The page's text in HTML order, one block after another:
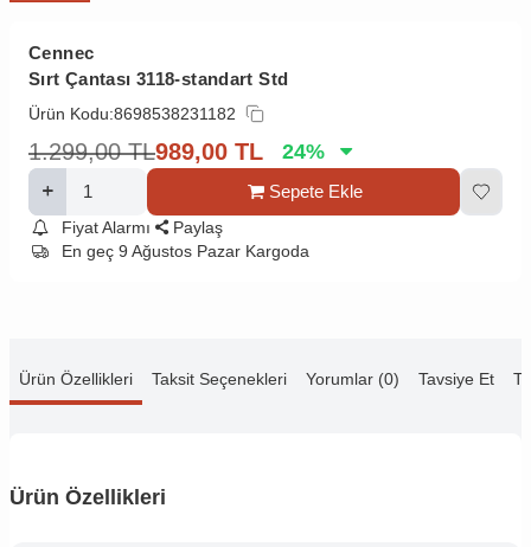
Cennec
Sırt Çantası 3118-standart Std
Ürün Kodu:8698538231182
1.299,00 TL989,00 TL 24%
Sepete Ekle
Fiyat Alarmı
Paylaş
En geç 9 Ağustos Pazar Kargoda
Ürün Özellikleri Taksit Seçenekleri Yorumlar (0) Tavsiye Et
Ürün Özellikleri